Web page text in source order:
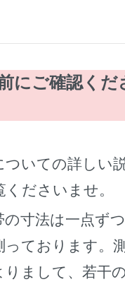
にご確認く
ついての詳しい
くださいませ。
の寸法は一点ず
っております。
りまして、若干